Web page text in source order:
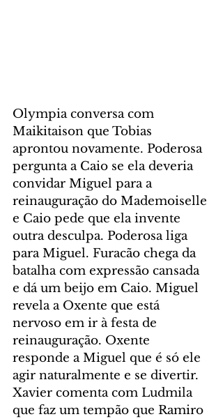
Olympia conversa com
Maikitaison que Tobias
aprontou novamente. Poderosa
pergunta a Caio se ela deveria
convidar Miguel para a
reinauguração do Mademoiselle
e Caio pede que ela invente
outra desculpa. Poderosa liga
para Miguel. Furacão chega da
batalha com expressão cansada
e dá um beijo em Caio. Miguel
revela a Oxente que está
nervoso em ir à festa de
reinauguração. Oxente
responde a Miguel que é só ele
agir naturalmente e se divertir.
Xavier comenta com Ludmila
que faz um tempão que Ramiro